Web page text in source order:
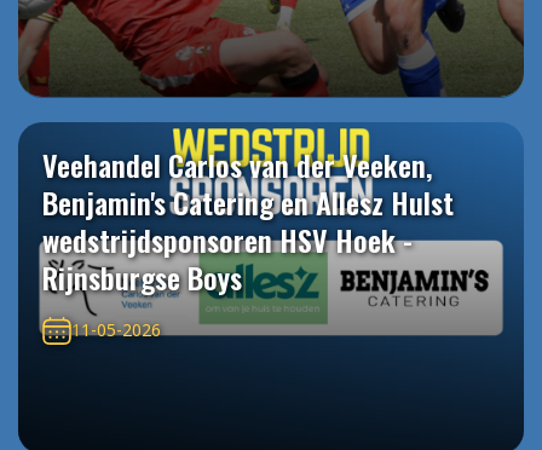
Veehandel Carlos van der Veeken,
Benjamin's Catering en Allesz Hulst
wedstrijdsponsoren HSV Hoek -
Rijnsburgse Boys
11-05-2026